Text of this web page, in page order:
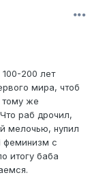
200 лет
мира, чтоб
тому же
раб дрочил,
мелочью, нупил
феминизм с
итогу баба